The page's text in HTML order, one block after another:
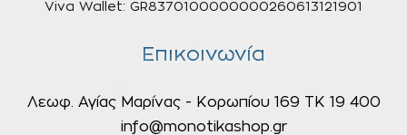
Viva Wallet: GR8370100000000260613121901
Επικοινωνία
Λεωφ. Αγίας Μαρίνας - Κορωπίου 169 ΤΚ 19 400
info@monotikashop.gr